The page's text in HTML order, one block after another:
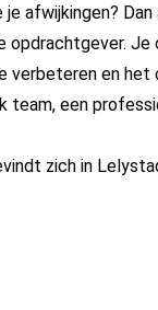
afwijkingen?
opdrachtgever.
verbeteren en
een
zich in